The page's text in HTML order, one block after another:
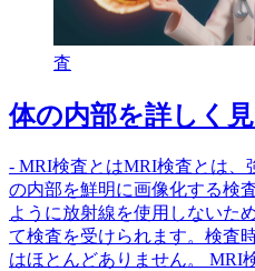
査
体の内部を詳しく
- MRI検査とはMRI検査とは、
の内部を鮮明に画像化する検
ように放射線を使用しないた
て検査を受けられます。検査
はほとんどありません。 MRI